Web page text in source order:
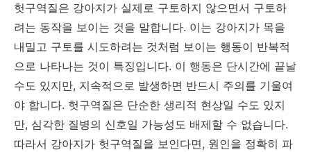
헛구역질은 강아지가 실제로 구토하지 않으면서 구토하
려는 동작을 보이는 것을 말합니다. 이는 강아지가 목을
내밀고 구토를 시도하려는 것처럼 보이는 행동이 반복적
으로 나타나는 것이 특징입니다. 이 행동은 단시간에 끝날
수도 있지만, 지속적으로 발생하면 반드시 주의를 기울여
야 합니다. 헛구역질은 단순한 생리적 현상일 수도 있지
만, 심각한 질병의 신호일 가능성도 배제할 수 없습니다.
따라서 강아지가 헛구역질을 보인다면, 원인을 정확히 파